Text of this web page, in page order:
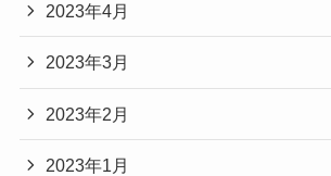
2023年4月
2023年3月
2023年2月
2023年1月